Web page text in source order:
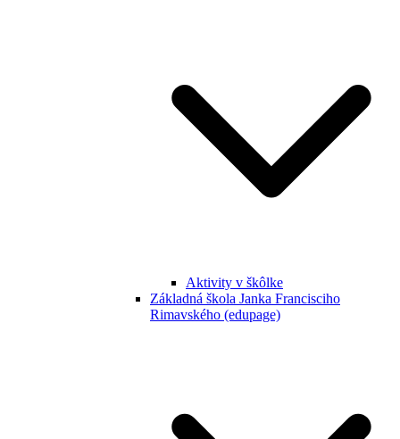
Aktivity v škôlke
Základná škola Janka Francisciho
Rimavského (edupage)